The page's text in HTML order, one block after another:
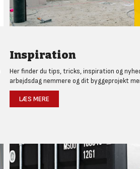
Inspiration
Her finder du tips, tricks, inspiration og
arbejdsdag nemmere og dit byggeprojekt
LÆS MERE